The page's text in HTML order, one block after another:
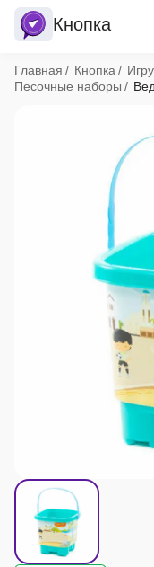
Кнопка
Хлебные
Главная Кнопка
Песочные наборы